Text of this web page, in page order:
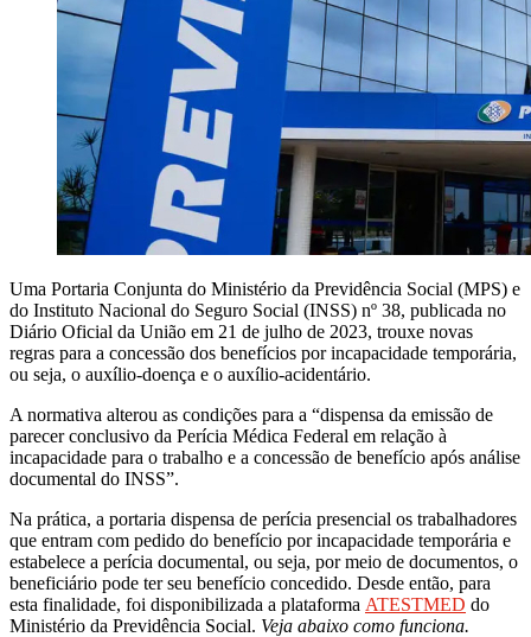
Uma Portaria Conjunta do Ministério da Previdência Social (MPS) e
do Instituto Nacional do Seguro Social (INSS) nº 38, publicada no
Diário Oficial da União em 21 de julho de 2023, trouxe novas
regras para a concessão dos benefícios por incapacidade temporária,
ou seja, o auxílio-doença e o auxílio-acidentário.
A normativa alterou as condições para a “dispensa da emissão de
parecer conclusivo da Perícia Médica Federal em relação à
incapacidade para o trabalho e a concessão de benefício após análise
documental do INSS”.
Na prática, a portaria dispensa de perícia presencial os trabalhadores
que entram com pedido do benefício por incapacidade temporária e
estabelece a perícia documental, ou seja, por meio de documentos, o
beneficiário pode ter seu benefício concedido. Desde então, para
esta finalidade, foi disponibilizada a plataforma ATESTMED do
Ministério da Previdência Social. Veja abaixo como funciona.